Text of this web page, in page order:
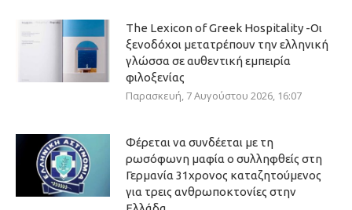
The Lexicon of Greek Hospitality -Οι
ξενοδόχοι μετατρέπουν την ελληνική
γλώσσα σε αυθεντική εμπειρία
φιλοξενίας
Παρασκευή, 7 Αυγούστου 2026, 16:07
Φέρεται να συνδέεται με τη
ρωσόφωνη μαφία ο συλληφθείς στη
Γερμανία 31χρονος καταζητούμενος
για τρεις ανθρωποκτονίες στην